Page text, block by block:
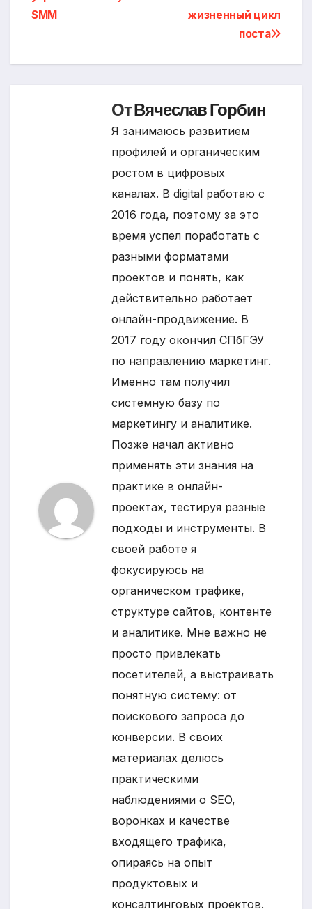
по
жизненный цикл
поста
SMM
ОтВячеслав Горбин
Я занимаюсь развитием
профилей и органическим
ростом в цифровых
каналах. В digital работаю с
2016 года, поэтому за это
время успел поработать с
разными форматами
проектов и понять, как
действительно работает
онлайн-продвижение. В
2017 году окончил СПбГЭУ
по направлению маркетинг.
Именно там получил
системную базу по
маркетингу и аналитике.
Позже начал активно
применять эти знания на
практике в онлайн-
проектах, тестируя разные
подходы и инструменты. В
своей работе я
фокусируюсь на
органическом трафике,
структуре сайтов, контенте
и аналитике. Мне важно не
просто привлекать
посетителей, а выстраивать
понятную систему: от
поискового запроса до
конверсии. В своих
материалах делюсь
практическими
наблюдениями о SEO,
воронках и качестве
входящего трафика,
опираясь на опыт
продуктовых и
консалтинговых проектов.